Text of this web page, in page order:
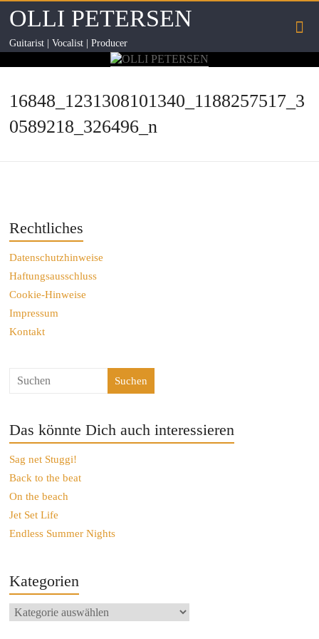
OLLI PETERSEN
Guitarist | Vocalist | Producer
16848_1231308101340_1188257517_3
0589218_326496_n
Rechtliches
Datenschutzhinweise
Haftungsausschluss
Cookie-Hinweise
Impressum
Kontakt
Suchen
Das könnte Dich auch interessieren
Sag net Stuggi!
Back to the beat
On the beach
Jet Set Life
Endless Summer Nights
Kategorien